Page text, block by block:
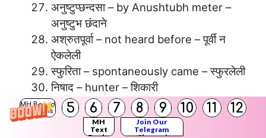
MH Board
Solutions
5 6 7 8 9 10 11 12
MH
Text
Join Our
Telegram
अनुष्टुप्छन्दसा – by Anushtubh meter –
अनुष्टुभ छंदाने
अश्रुतपूर्वा – not heard before – पूर्वी न
ऐकलेली
स्फुरिता – spontaneously came – स्फुरलेली
निषाद – hunter – शिकारी
शाश्वती: – eternal – शाश्वत
चित्रम् – beautiful – सुंदर
सहसा – suddenly – अचानक